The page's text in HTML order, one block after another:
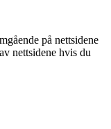
på nettsidene
nettsidene hvis du